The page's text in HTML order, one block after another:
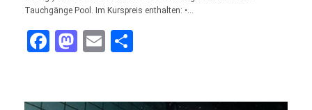
Tauchgänge Pool. Im Kurspreis enthalten: •…
Facebook
Mastodon
Email